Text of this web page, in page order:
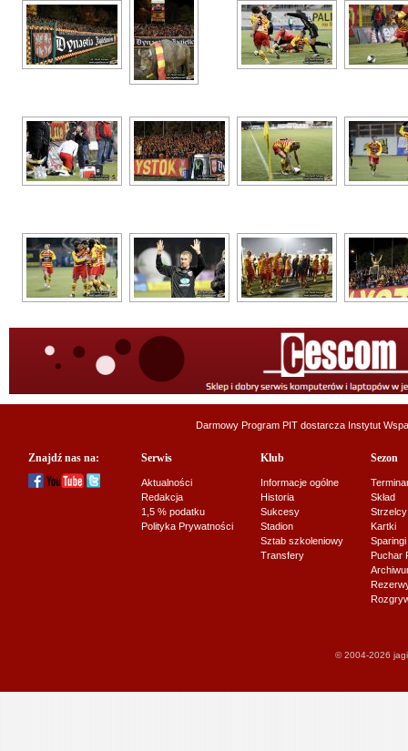
Darmowy Program PIT dostarcza Instytut
Znajdź nas na: Serwis
Aktualności
Redakcja
1,5 % podatku
Polityka Prywatności
Klub
Informacje ogólne
Historia
Sukcesy
Stadion
Sztab szkoleniowy
Transfery
Sezon
Skład
Strzelcy
Kartki
Sparingi
Puchar
© 2004-2026